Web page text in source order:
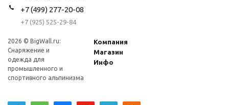
+7 (499) 277-20-08
+7 (925) 525-29-84
2026 © BigWall.ru:
Снаряжение и
одежда для
промышленного и
спортивного альпинизма
Компания
Магазин
Инфо